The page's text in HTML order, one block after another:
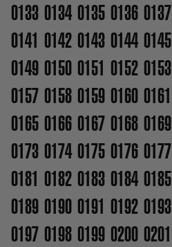
0133 0134 0135 0136 0137
0141 0142 0143 0144 0145
0149 0150 0151 0152 0153
0157 0158 0159 0160 0161
0165 0166 0167 0168 0169
0173 0174 0175 0176 0177
0181 0182 0183 0184 0185
0189 0190 0191 0192 0193
0197 0198 0199 0200 0201